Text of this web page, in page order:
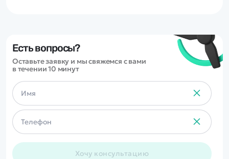
Есть вопросы?
Оставьте заявку и мы свяжемся с вами
в течении 10 минут
Хочу консультацию